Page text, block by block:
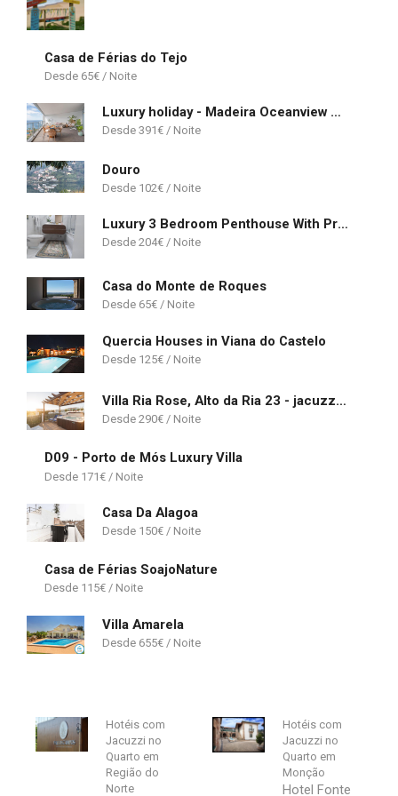
Casa de Férias do Tejo
65€
Luxury holiday - Madeira Oceanview Paradise
391€
Douro
102€
Luxury 3 Bedroom Penthouse With Private Garage
204€
Casa do Monte de Roques
65€
Quercia Houses in Viana do Castelo
125€
Villa Ria Rose, Alto da Ria 23 - jacuzzi and beach
290€
D09 - Porto de Mós Luxury Villa
171€
Casa Da Alagoa
150€
Casa de Férias SoajoNature
115€
Villa Amarela
655€
Hotéis com
Jacuzzi no
Quarto em
Região do
Norte
Hotéis com
Jacuzzi no
Quarto em
Monção
Hotel Fonte